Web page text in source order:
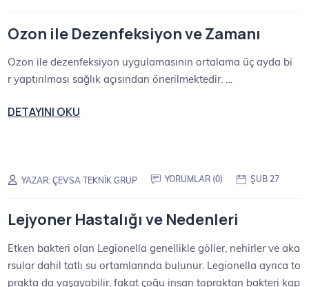
Ozon ile Dezenfeksiyon ve Zamanı
Ozon ile dezenfeksiyon uygulamasının ortalama üç ayda bi
r yaptırılması sağlık açısından önerilmektedir. …
DETAYINI OKU
YAZAR:ÇEVSA TEKNIK GRUP YORUMLAR (0) ŞUB 27
Lejyoner Hastalığı ve Nedenleri
Etken bakteri olan Legionella genellikle göller, nehirler ve aka
rsular dahil tatlı su ortamlarında bulunur. Legionella ayrıca to
prakta da yaşayabilir, fakat çoğu insan topraktan bakteri kap